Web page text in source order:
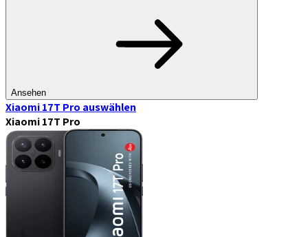
Ansehen
Xiaomi 17T Pro auswählen
Xiaomi 17T Pro